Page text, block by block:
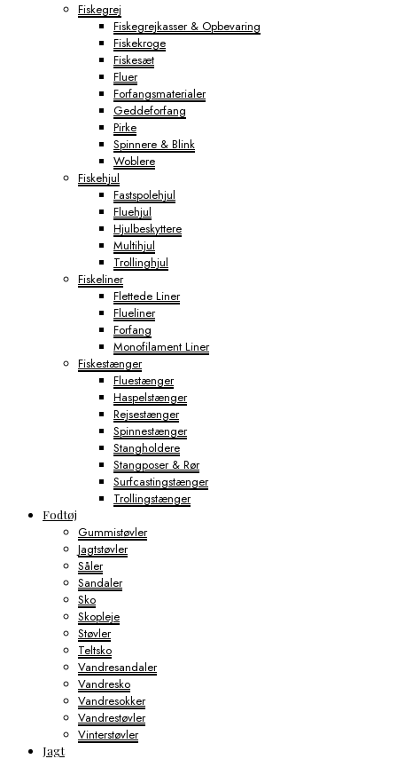
Fiskegrej
Fiskegrejkasser & Opbevaring
Fiskekroge
Fiskesæt
Fluer
Forfangsmaterialer
Geddeforfang
Pirke
Spinnere & Blink
Woblere
Fiskehjul
Fastspolehjul
Fluehjul
Hjulbeskyttere
Multihjul
Trollinghjul
Fiskeliner
Flettede Liner
Flueliner
Forfang
Monofilament Liner
Fiskestænger
Fluestænger
Haspelstænger
Rejsestænger
Spinnestænger
Stangholdere
Stangposer & Rør
Surfcastingstænger
Trollingstænger
Fodtøj
Gummistøvler
Jagtstøvler
Såler
Sandaler
Sko
Skopleje
Støvler
Teltsko
Vandresandaler
Vandresko
Vandresokker
Vandrestøvler
Vinterstøvler
Jagt